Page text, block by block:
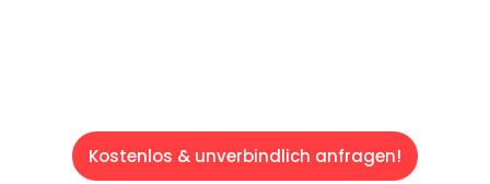
Kostenlos & unverbindlich anfragen!